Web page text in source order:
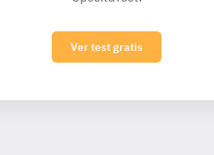
Ver test gratis